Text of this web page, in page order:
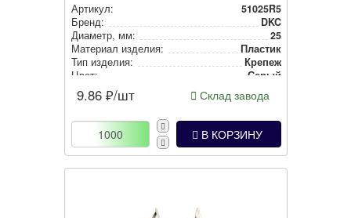
Артикул:
51025R5
Бренд:
DKC
Диаметр, мм:
25
Материал изделия:
Пластик
Тип изделия:
Крепеж
Цвет:
Серый
Покрытие:
9.86 ₽/шт Склад завода
В КОРЗИНУ